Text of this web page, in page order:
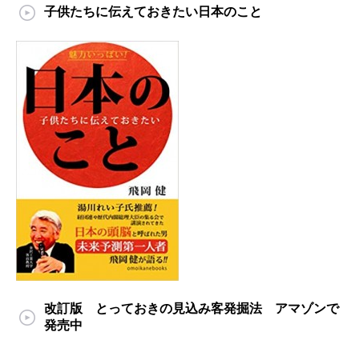
子供たちに伝えておきたい日本のこと
改訂版 とっておきの見込み客発掘法 アマゾンで
発売中